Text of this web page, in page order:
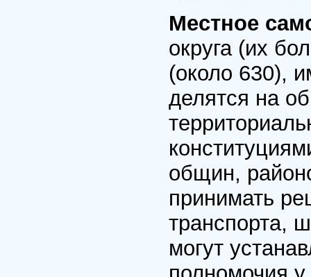
Местное
округа (их
(около 630),
делятся на
общин,
принимать
транспорта,
могут